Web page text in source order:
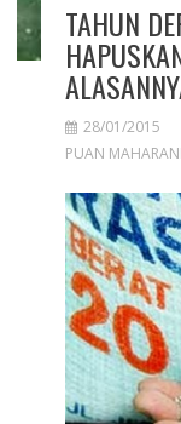
TAHUN
28/01/2015
PUAN MAHARANI